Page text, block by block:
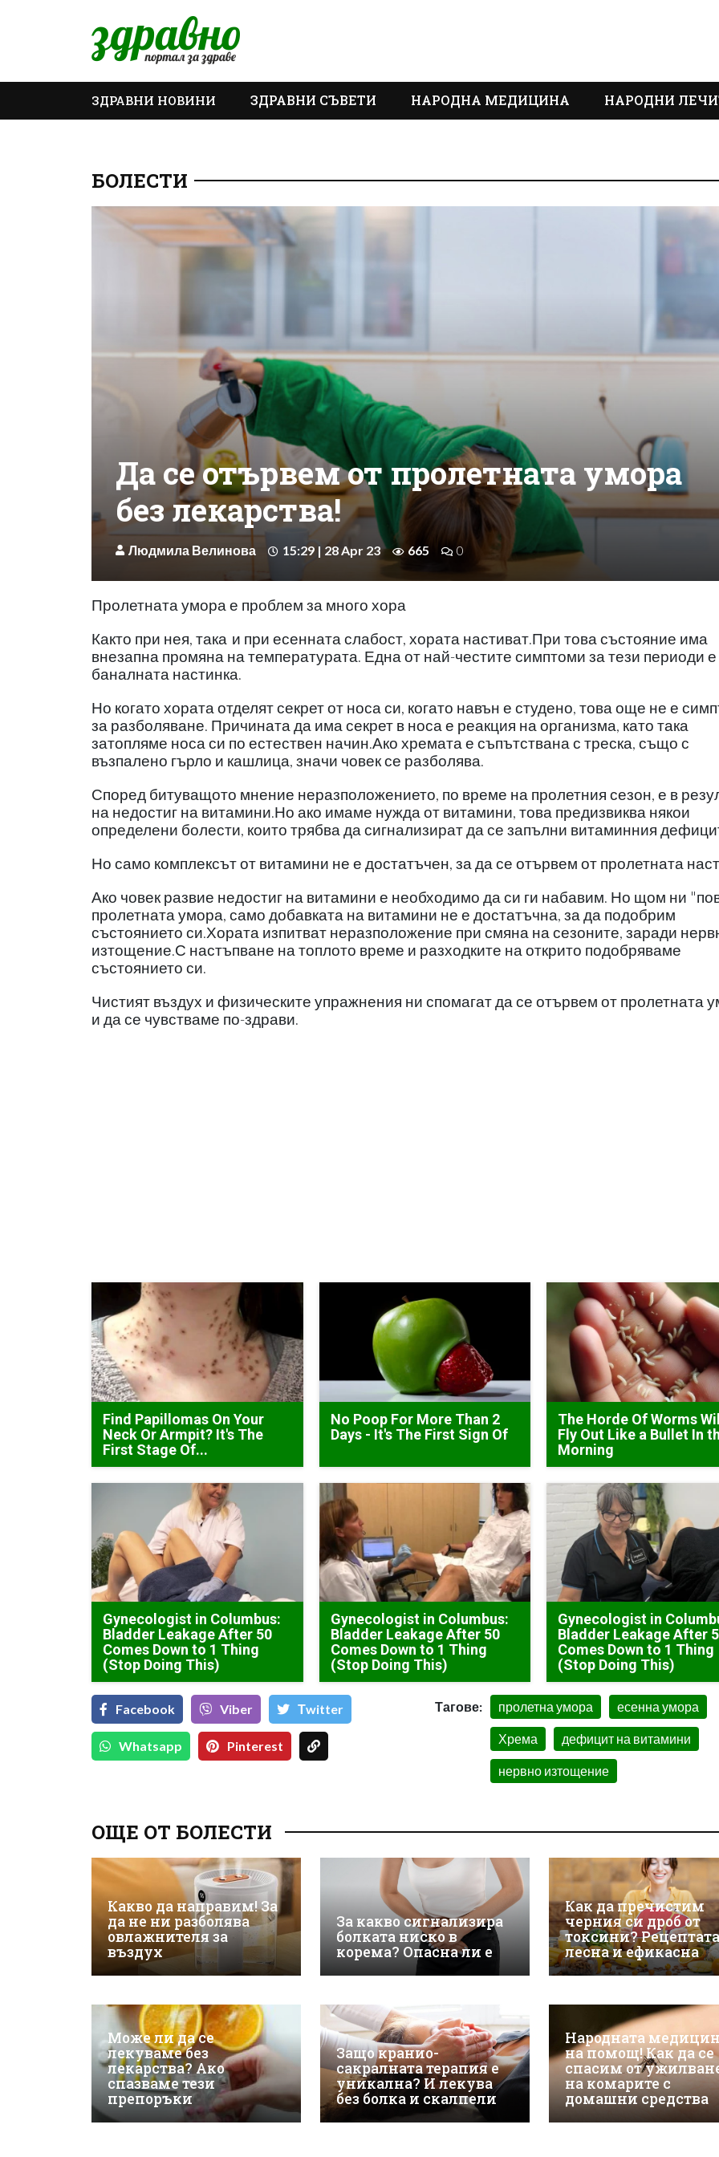
ЗДРАВНИ НОВИНИ ЗДРАВНИ СЪВЕТИ НАРОДНА МЕДИЦИНА НАРОДНИ
БОЛЕСТИ
Да се отървем от пролетната умора
без лекарства!
Людмила Велинова 15:29 | 28 Apr 23 665 0
Пролетната умора е проблем за много хора
Както при нея, така и при есенната слабост, хората настиват.При това състояние има
внезапна промяна на температурата. Една от най-честите симптоми за тези периоди е
баналната настинка.
Но когато хората отделят секрет от носа си, когато навън е студено, това още не е
за разболяване. Причината да има секрет в носа е реакция на организма, като така
затопляме носа си по естествен начин.Ако хремата е съпътствана с треска, също с
възпалено гърло и кашлица, значи човек се разболява.
Според битуващото мнение неразположението, по време на пролетния сезон, е в
на недостиг на витамини.Но ако имаме нужда от витамини, това предизвиква някои
определени болести, които трябва да сигнализират да се запълни витаминния
Но само комплексът от витамини не е достатъчен, за да се отървем от пролетната
Ако човек развие недостиг на витамини е необходимо да си ги набавим. Но щом ни
пролетната умора, само добавката на витамини не е достатъчна, за да подобрим
състоянието си.Хората изпитват неразположение при смяна на сезоните, заради
изтощение.С настъпване на топлото време и разходките на открито подобряваме
състоянието си.
Чистият въздух и физическите упражнения ни спомагат да се отървем от пролетната
и да се чувстваме по-здрави.
Find Papillomas On Your
Neck Or Armpit? It's The
First Stage Of...
No Poop For More Than 2
Days - It's The First Sign Of
The Horde Of Worms
Fly Out Like a Bullet In
Morning
Gynecologist in Columbus:
Bladder Leakage After 50
Comes Down to 1 Thing
(Stop Doing This)
Gynecologist in Columbus:
Bladder Leakage After 50
Comes Down to 1 Thing
(Stop Doing This)
Gynecologist in
Bladder Leakage After
Comes Down to 1 Thing
(Stop Doing This)
Facebook Viber Тwitter
Whatsapp Pinterest
Тагове: пролетна умора есенна умора
Хрема дефицит на витамини
нервно изтощение
ОЩЕ ОТ БОЛЕСТИ
Какво да направим! За
да не ни разболява
овлажнителя за
въздух
За какво сигнализира
болката ниско в
корема? Опасна ли е
Как да пречистим
черния си дроб от
токсини?
лесна и ефикасна
Може ли да се
лекуваме без
лекарства? Ако
спазваме тези
препоръки
Защо кранио-
сакралната терапия е
уникална? И лекува
без болка и скалпели
Народната
на помощ! Как да се
спасим от
на комарите с
домашни средства